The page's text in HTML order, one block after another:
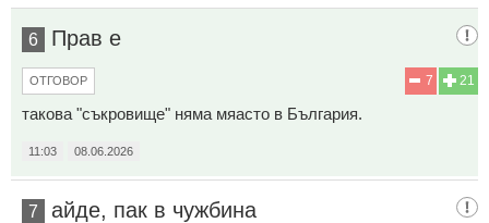
6 Прав е
21
7
ОТГОВОР
такова "съкровище" няма мяасто в България.
11:03 08.06.2026
7 айде, пак в чужбина